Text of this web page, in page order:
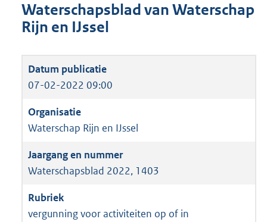
Waterschapsblad van Waterschap
Rijn en IJssel
07-02-2022 09:00
Waterschap Rijn en IJssel
Waterschapsblad 2022, 1403
vergunning voor activiteiten op of in